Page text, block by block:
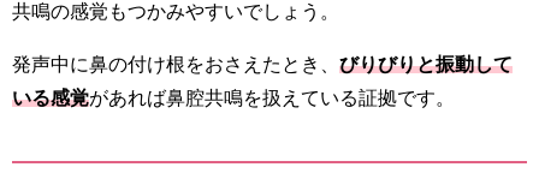
共鳴の感覚もつかみやすいでしょう。
発声中に鼻の付け根をおさえたとき、 びりびりと振動して
いる感覚があれば鼻腔共鳴を扱えている証拠です。